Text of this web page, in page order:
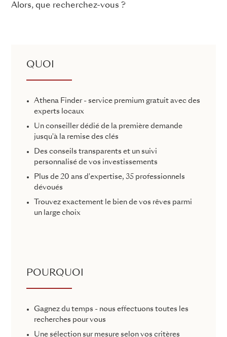
Alors, que recherchez-vous ?
QUOI
Athena Finder - service premium gratuit avec des
experts locaux
Un conseiller dédié de la première demande
jusqu'à la remise des clés
Des conseils transparents et un suivi
personnalisé de vos investissements
Plus de 20 ans d'expertise, 35 professionnels
dévoués
Trouvez exactement le bien de vos rêves parmi
un large choix
POURQUOI
Gagnez du temps - nous effectuons toutes les
recherches pour vous
Une sélection sur mesure selon vos critères